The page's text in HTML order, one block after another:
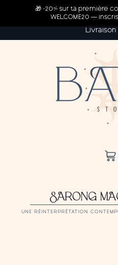
SARONG
UNE RÉINTERPRÉTATION
🎁 -20% sur ta première
WELCOME20 —